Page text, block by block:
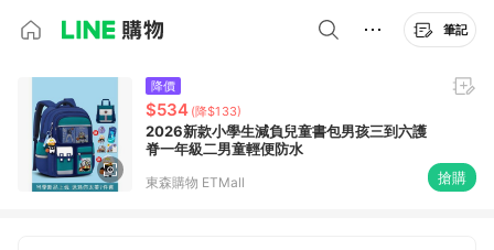
筆記
降價
$534 (降$133)
2026新款小學生減負兒童書包男孩三到六護
脊一年級二男童輕便防水
東森購物 ETMall 搶購